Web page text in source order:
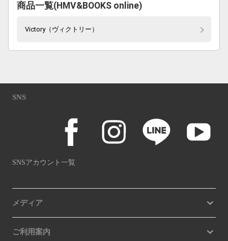
商品一覧(HMV&BOOKS online)
Victory（ヴィクトリー）
SNS
SNSアカウント一覧
メディア
ご利用案内